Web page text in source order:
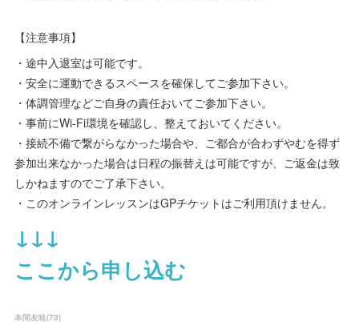
【注意事項】
・途中入退室は可能です。
・安全に運動できるスペースを確保してご参加下さい。
・体調管理などご自身の責任おいてご参加下さい。
・事前にWi-Fi環境を確認し、整えておいてください。
・接続不備で繋がらなかった場合や、ご都合が合わずやむを得ず
参加出来なかった場合は日程の振替えは可能ですが、ご返金は致
しかねますのでご了承下さい。
・このオンラインレッスンはGPチケットはご利用頂けません。
↓↓↓
ここから申し込む
本間友暁(73)